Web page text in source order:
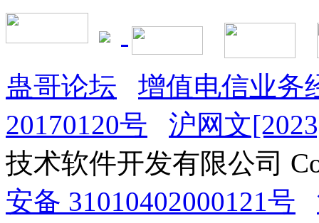
蛊哥论坛
增值电信业务
20170120号
沪网文
技术软件开发有限公司
安备 31010402000121号